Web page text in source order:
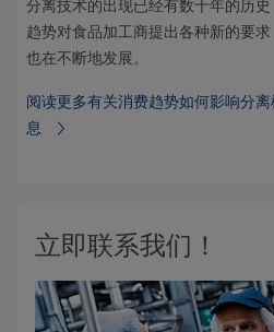
分离技术的出现已经有数十年的历
趋势对食品加工商提出各种新的要
也在不断地发展。
阅读更多有关消费趋势如何影响分
息
立即联系我们！